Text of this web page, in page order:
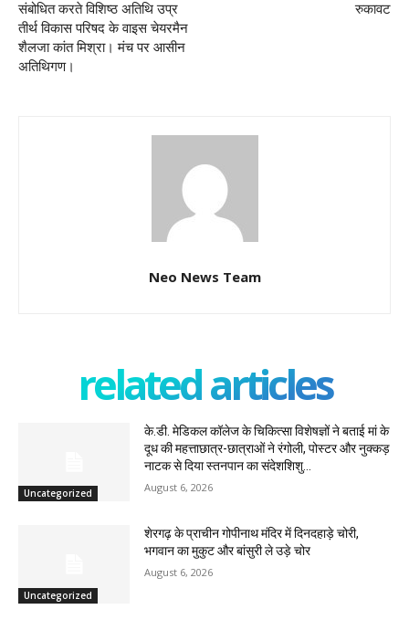
संबोधित करते विशिष्ठ अतिथि उप्र
तीर्थ विकास परिषद के वाइस चेयरमैन
शैलजा कांत मिश्रा। मंच पर आसीन
अतिथिगण।
रुकावट
Neo News Team
related articles
Uncategorized
के.डी. मेडिकल कॉलेज के चिकित्सा विशेषज्ञों ने बताई मां के
दूध की महत्ताछात्र-छात्राओं ने रंगोली, पोस्टर और नुक्कड़
नाटक से दिया स्तनपान का संदेशशिशु...
August 6, 2026
Uncategorized
शेरगढ़ के प्राचीन गोपीनाथ मंदिर में दिनदहाड़े चोरी,
भगवान का मुकुट और बांसुरी ले उड़े चोर
August 6, 2026